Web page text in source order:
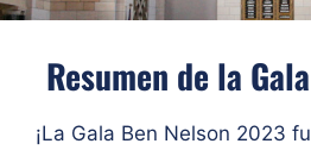
Resumen de la
¡La Gala Ben Nelson 2023